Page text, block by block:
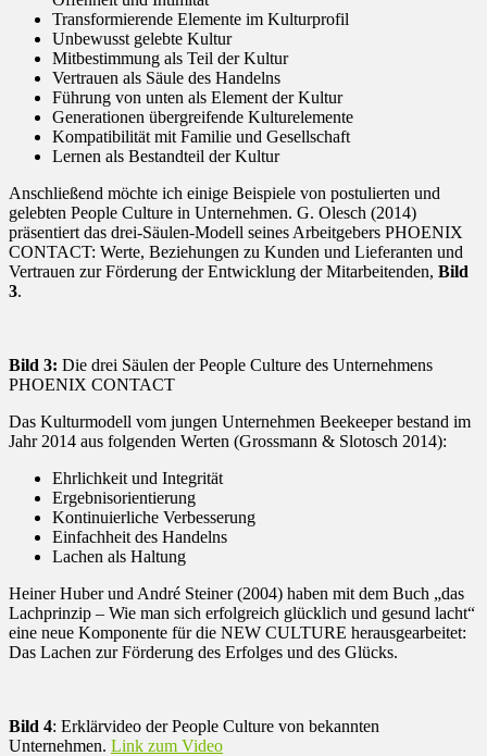
Transformierende Elemente im Kulturprofil
Unbewusst gelebte Kultur
Mitbestimmung als Teil der Kultur
Vertrauen als Säule des Handelns
Führung von unten als Element der Kultur
Generationen übergreifende Kulturelemente
Kompatibilität mit Familie und Gesellschaft
Lernen als Bestandteil der Kultur
Anschließend möchte ich einige Beispiele von postulierten und
gelebten People Culture in Unternehmen. G. Olesch (2014)
präsentiert das drei-Säulen-Modell seines Arbeitgebers PHOENIX
CONTACT: Werte, Beziehungen zu Kunden und Lieferanten und
Vertrauen zur Förderung der Entwicklung der Mitarbeitenden, Bild
3.
Bild 3: Die drei Säulen der People Culture des Unternehmens
PHOENIX CONTACT
Das Kulturmodell vom jungen Unternehmen Beekeeper bestand im
Jahr 2014 aus folgenden Werten (Grossmann & Slotosch 2014):
Ehrlichkeit und Integrität
Ergebnisorientierung
Kontinuierliche Verbesserung
Einfachheit des Handelns
Lachen als Haltung
Heiner Huber und André Steiner (2004) haben mit dem Buch „das
Lachprinzip – Wie man sich erfolgreich glücklich und gesund lacht“
eine neue Komponente für die NEW CULTURE herausgearbeitet:
Das Lachen zur Förderung des Erfolges und des Glücks.
Bild 4: Erklärvideo der People Culture von bekannten
Unternehmen. Link zum Video